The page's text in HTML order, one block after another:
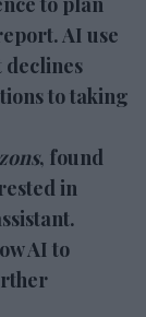
taking
, found
in
AI to spend